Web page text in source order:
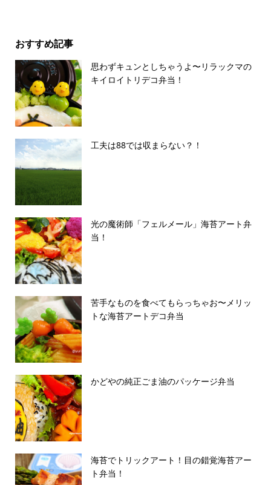
おすすめ記事
思わずキュンとしちゃうよ〜リラックマの
キイロイトリデコ弁当！
工夫は88では収まらない？！
光の魔術師「フェルメール」海苔アート弁
当！
苦手なものを食べてもらっちゃお〜メリッ
トな海苔アートデコ弁当
かどやの純正ごま油のパッケージ弁当
海苔でトリックアート！目の錯覚海苔アー
ト弁当！